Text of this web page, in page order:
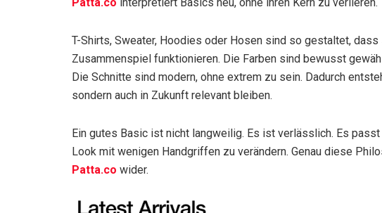
T-Shirts, Sweater, Hoodies oder Hosen sind so gestaltet,
Zusammenspiel funktionieren. Die Farben sind bewusst
Die Schnitte sind modern, ohne extrem zu sein. Dadurch
sondern auch in Zukunft relevant bleiben.
Ein gutes Basic ist nicht langweilig. Es ist verlässlich. Es
Look mit wenigen Handgriffen zu verändern. Genau diese
Patta.co wider.